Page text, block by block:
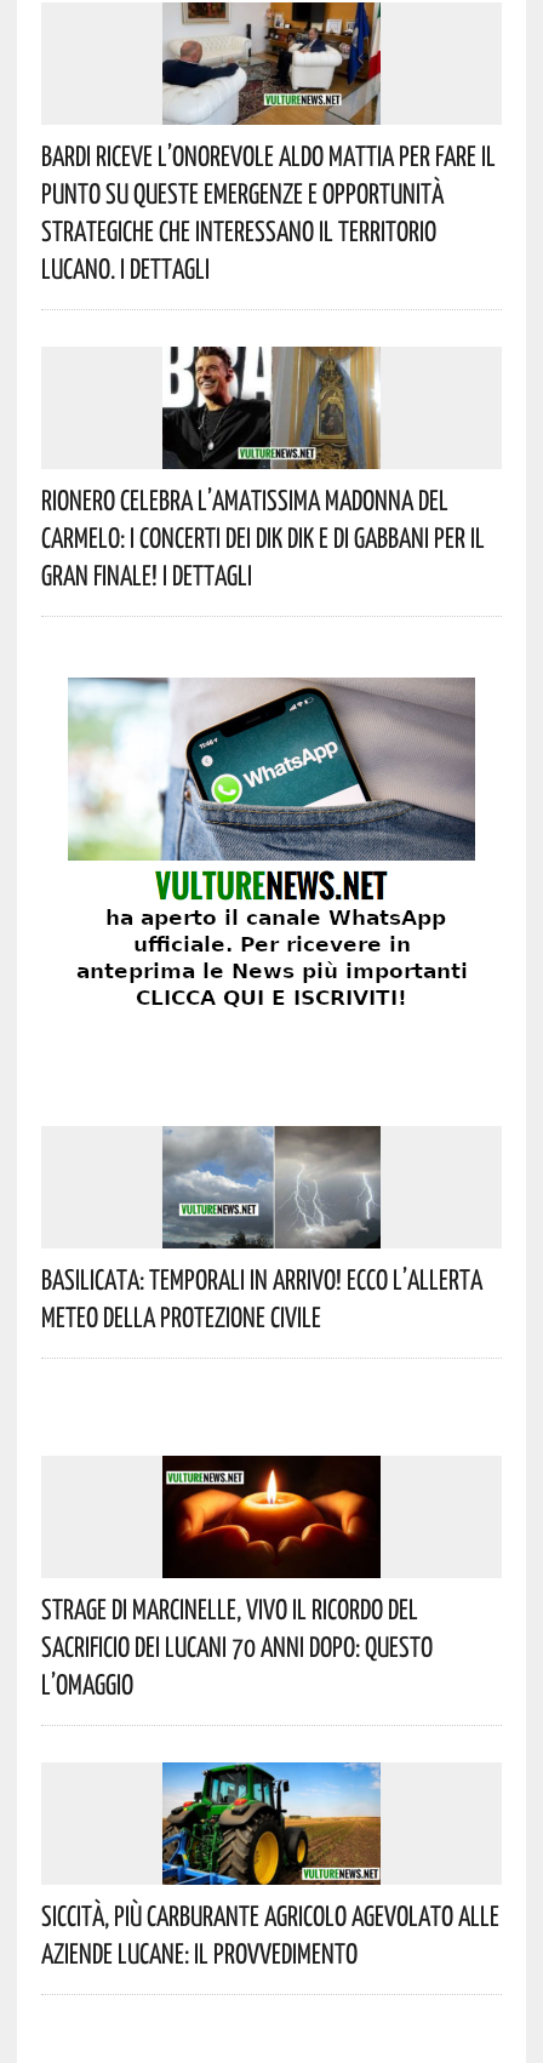
Bardi Riceve L’onorevole Aldo Mattia Per Fare Il
Punto Su Queste Emergenze E Opportunità
Strategiche Che Interessano Il Territorio
Lucano. I Dettagli
Rionero Celebra L’amatissima Madonna Del
Carmelo: I Concerti Dei DIK DIK E Di Gabbani Per Il
Gran Finale! I Dettagli
Basilicata: Temporali In Arrivo! Ecco L’allerta
Meteo Della Protezione Civile
Strage Di Marcinelle, Vivo Il Ricordo Del
Sacrificio Dei Lucani 70 Anni Dopo: Questo
L’omaggio
Siccità, Più Carburante Agricolo Agevolato Alle
Aziende Lucane: Il Provvedimento